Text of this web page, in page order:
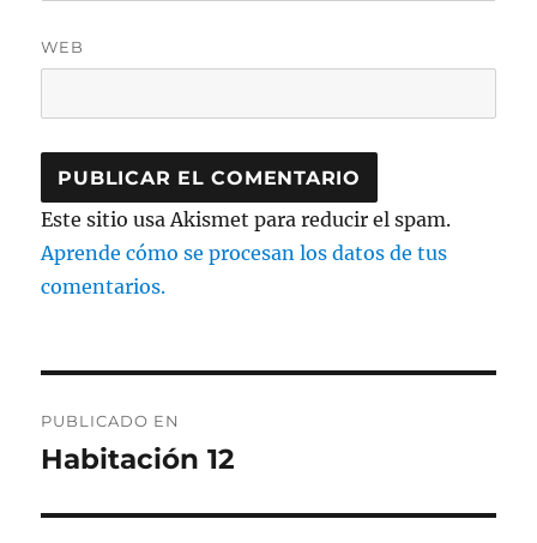
WEB
Este sitio usa Akismet para reducir el spam.
Aprende cómo se procesan los datos de tus
comentarios.
de
PUBLICADO EN
Habitación 12